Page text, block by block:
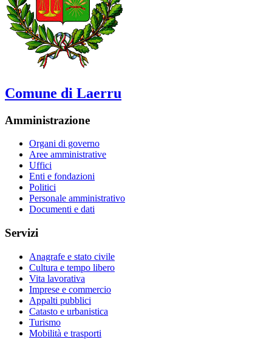
Comune di Laerru
Amministrazione
Organi di governo
Aree amministrative
Uffici
Enti e fondazioni
Politici
Personale amministrativo
Documenti e dati
Servizi
Anagrafe e stato civile
Cultura e tempo libero
Vita lavorativa
Imprese e commercio
Appalti pubblici
Catasto e urbanistica
Turismo
Mobilità e trasporti